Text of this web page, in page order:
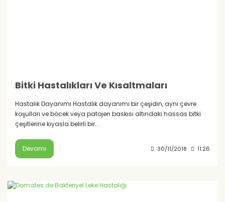
Bitki Hastalıkları Ve Kısaltmaları
Hastalık Dayanımı Hastalık dayanımı bir çeşidin, aynı çevre
koşulları ve böcek veya patojen baskısı altındaki hassas bitki
çeşitlerine kıyasla belirli bir...
Devamı 30/11/2018 11:26